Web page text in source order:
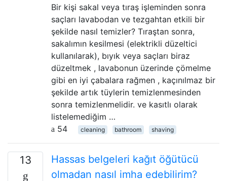
Bir kişi sakal veya tıraş işleminden sonra
saçları lavabodan ve tezgahtan etkili bir
şekilde nasıl temizler? Tıraştan sonra,
sakalımın kesilmesi (elektrikli düzeltici
kullanılarak), bıyık veya saçları biraz
düzeltmek , lavabonun üzerinde çömelme
gibi en iyi çabalara rağmen , kaçınılmaz bir
şekilde artık tüylerin temizlenmesinden
sonra temizlenmelidir. ve kasıtlı olarak
listelemediğim …
54
cleaning bathroom shaving
13
Hassas belgeleri kağıt öğütücü
olmadan nasıl imha edebilirim?